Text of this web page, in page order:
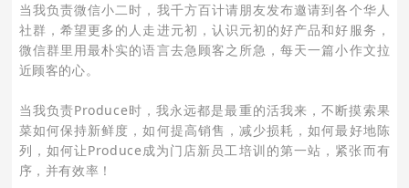
当我负责微信小二时，我千方百计请朋友发布邀请到各个华人
社群，希望更多的人走进元初，认识元初的好产品和好服务，
微信群里用最朴实的语言去急顾客之所急，每天一篇小作文拉
近顾客的心。
当我负责Produce时，我永远都是最重的活我来，不断摸索果
菜如何保持新鲜度，如何提高销售，减少损耗，如何最好地陈
列，如何让Produce成为门店新员工培训的第一站，紧张而有
序，并有效率！